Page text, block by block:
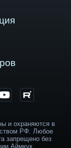
и охраняются в
РФ. Любое
запрещено без
Аймкук.